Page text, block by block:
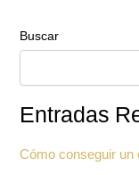
Buscar
Entradas
Cómo conseguir un